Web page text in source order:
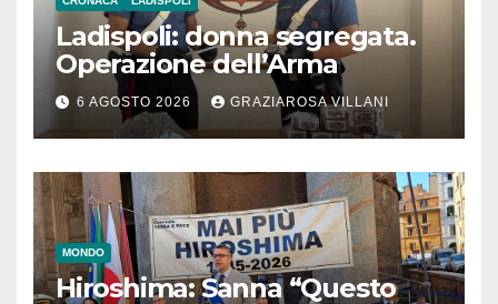
Ladispoli: donna segregata.
Operazione dell’Arma
6 AGOSTO 2026 GRAZIAROSA VILLANI
MONDO
Hiroshima: Sanna “Questo